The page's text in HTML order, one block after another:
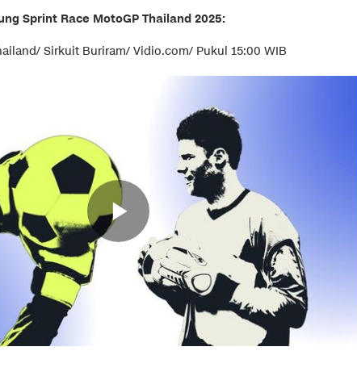
Sprint Race MotoGP Thailand 2025:
Sirkuit Buriram/ Vidio.com/ Pukul 15:00 WIB